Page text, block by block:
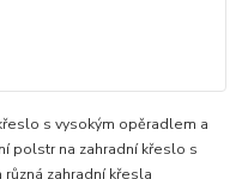
s vysokým opěradlem a
polstr na zahradní křeslo s
zahradní křesla